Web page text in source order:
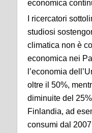
economica
I ricercatori
studiosi
climatica non è
economica nei
l’economia
oltre il 50%,
diminuite del
Finlandia, ad
consumi dal